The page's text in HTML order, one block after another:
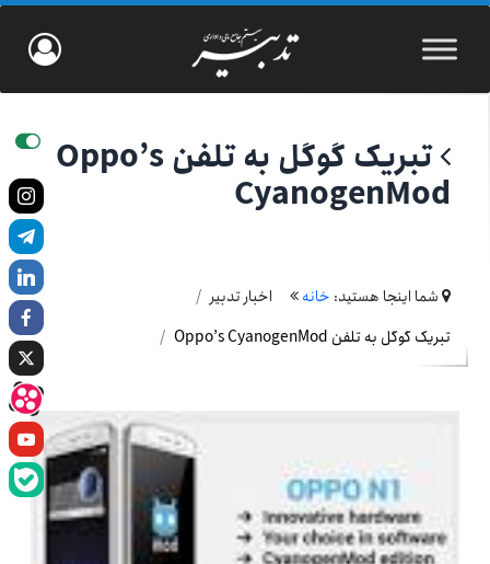
تبریک گوگل به تلفن Oppo’s
CyanogenMod
شما اینجا هستید: خانه
اخبار تدبیر
تبریک گوگل به تلفن Oppo’s CyanogenMod